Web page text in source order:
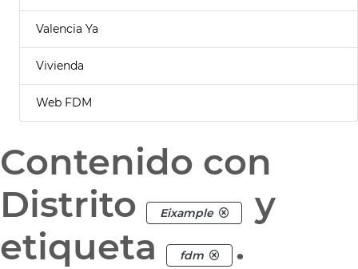
Valencia Ya
Vivienda
Web FDM
Contenido con
Distrito
Eixample
y
etiqueta
fdm .